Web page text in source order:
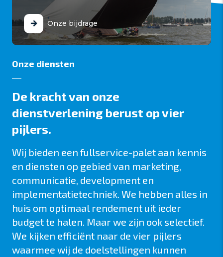
Onze bijdrage
Onze diensten
De kracht van onze
dienstverlening berust op vier
pijlers.
Wij bieden een fullservice-palet aan kennis
en diensten op gebied van marketing,
communicatie, development en
implementatietechniek. We hebben alles in
huis om optimaal rendement uit ieder
budget te halen. Maar we zijn ook selectief.
We kijken efficiënt naar de vier pijlers
waarmee wij de doelstellingen kunnen